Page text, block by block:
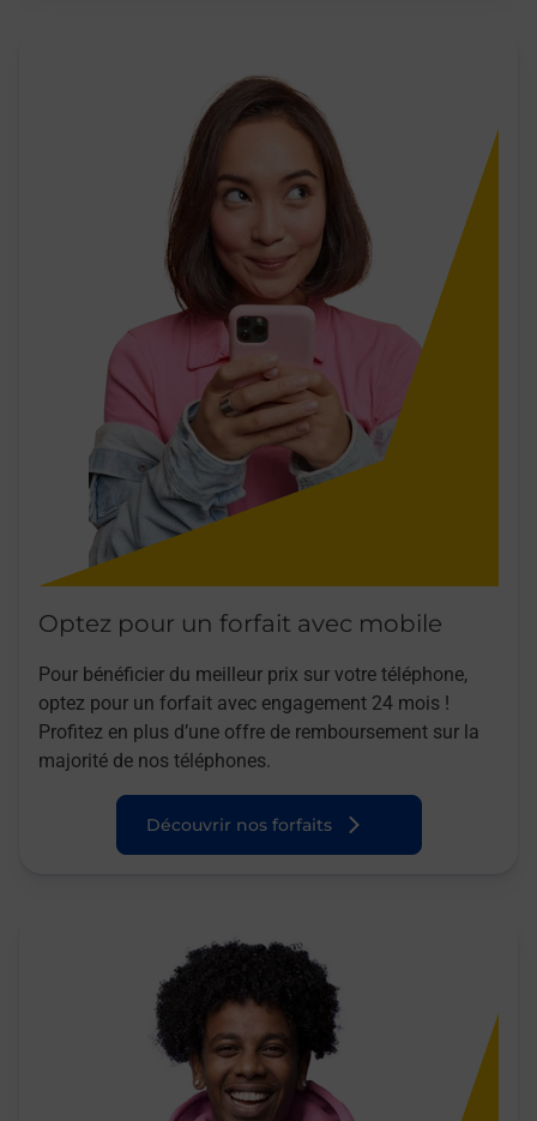
Optez pour un forfait avec mobile
Pour bénéficier du meilleur prix sur votre téléphone,
optez pour un forfait avec engagement 24 mois !
Profitez en plus d’une offre de remboursement sur la
majorité de nos téléphones.
Découvrir nos forfaits